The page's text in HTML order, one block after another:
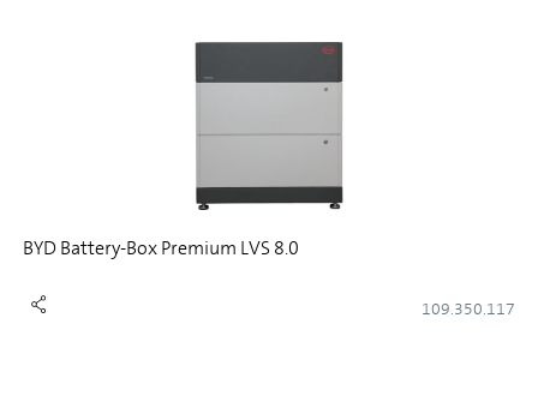
BYD Battery-Box Premium LVS 8.0
109.350.117